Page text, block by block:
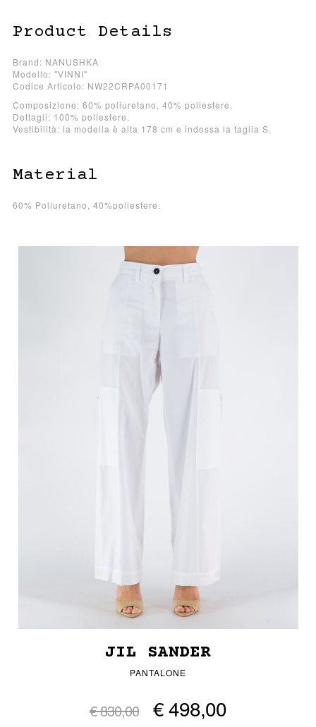
Product Details
Brand: NANUSHKA
Modello: "VINNI"
Codice Articolo: NW22CRPA00171
Composizione: 60% poliuretano, 40% poliestere.
Dettagli: 100% poliestere.
Vestibilità: la modella è alta 178 cm e indossa la taglia S.
Material
60% Poliuretano, 40%poliestere.
JIL SANDER
PANTALONE
€ 830,00 € 498,00